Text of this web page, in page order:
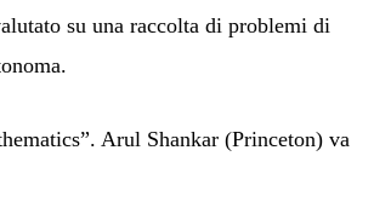
su una raccolta di problemi di
Arul Shankar (Princeton) va